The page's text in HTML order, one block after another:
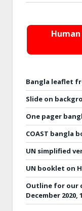
Bangla leaflet
Slide on
One pager
COAST bangla
UN simplified
UN booklet on
Outline for our
December 2020,